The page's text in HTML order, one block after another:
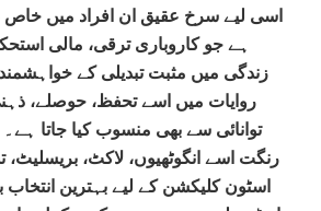
اسی لیے سرخ عقیق ان افراد میں خاص
ہے جو کاروباری ترقی، مالی
زندگی میں مثبت تبدیلی کے
روایات میں اسے تحفظ، حوصلے،
توانائی سے بھی منسوب کیا جاتا
رنگت اسے انگوٹھیوں، لاکٹ، بریسلیٹ،
اسٹون کلیکشن کے لیے بہترین انتخاب